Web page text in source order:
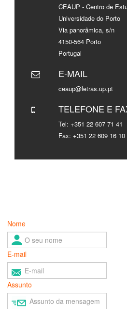
CEAUP - Centro de
Universidade do Porto
Via panorâmica, s/n
4150-564 Porto
Portugal
E-MAIL
ceaup@letras.up.pt
TELEFONE E
Tel: +351 22 607 71 41
Fax: +351 22 609 16 10
Nome
E-mail
Assunto